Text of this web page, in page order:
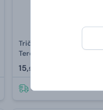
Tričko s potlačou
Terénna motorka"
15,99 €
U VÁS:11.8.2026